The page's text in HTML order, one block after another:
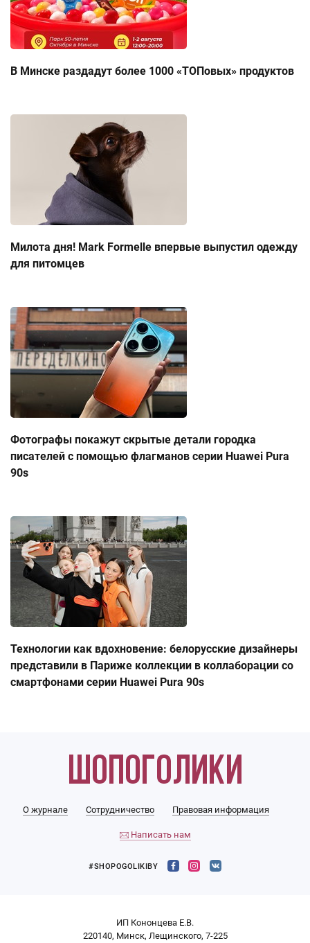
В Минске раздадут более 1000 «ТОПовых» продуктов
Милота дня! Mark Formelle впервые выпустил одежду
для питомцев
Фотографы покажут скрытые детали городка
писателей с помощью флагманов серии Huawei Pura
90s
Технологии как вдохновение: белорусские дизайнеры
представили в Париже коллекции в коллаборации со
смартфонами серии Huawei Pura 90s
О журнале Сотрудничество Правовая информация
Написать нам
#SHOPOGOLIKIBY
ИП Кононцева Е.В.
220140, Минск, Лещинского, 7-225